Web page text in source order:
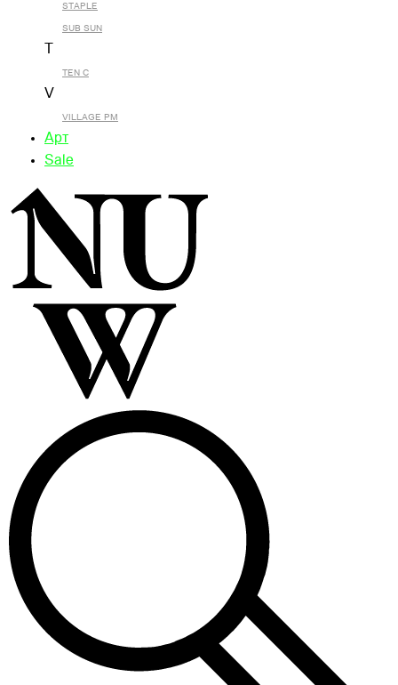
STAPLE
SUB SUN
TEN C
V
VILLAGE PM
Арт
Sale